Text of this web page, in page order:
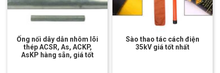
Ống nối dây dẫn nhôm lõi
thép ACSR, As, ACKP,
AsKP hàng sẵn, giá tốt
Sào thao tác cách điện
35kV giá tốt nhất